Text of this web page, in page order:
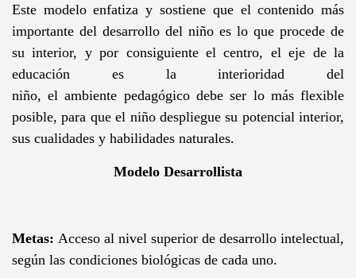
Este modelo enfatiza y sostiene que el contenido más
importante del desarrollo del niño es lo que procede de
su interior, y por consiguiente el centro, el eje de la
educación es la interioridad del
niño, el ambiente pedagógico debe ser lo más flexible
posible, para que el niño despliegue su potencial interior,
sus cualidades y habilidades naturales.
Modelo Desarrollista
Metas: Acceso al nivel superior de desarrollo intelectual,
según las condiciones biológicas de cada uno.